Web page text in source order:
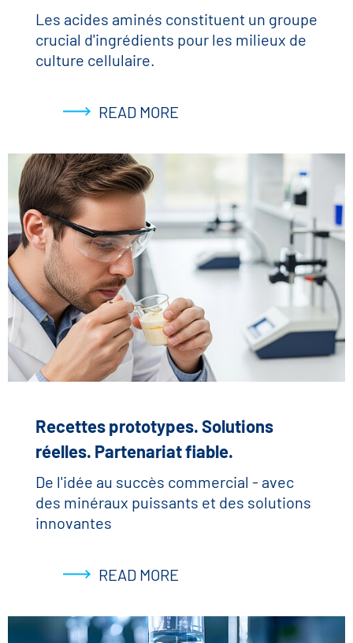
Les acides aminés constituent un groupe
crucial d'ingrédients pour les milieux de
culture cellulaire.
READ MORE
Recettes prototypes. Solutions
réelles. Partenariat fiable.
De l'idée au succès commercial - avec
des minéraux puissants et des solutions
innovantes
READ MORE